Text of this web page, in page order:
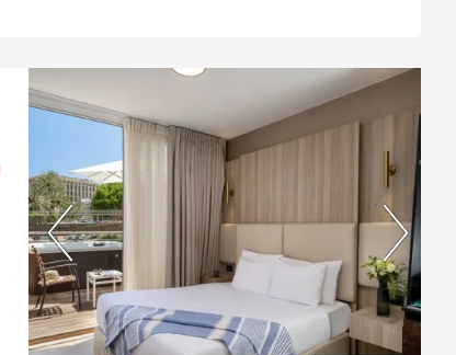
חדר אחרון בממשק